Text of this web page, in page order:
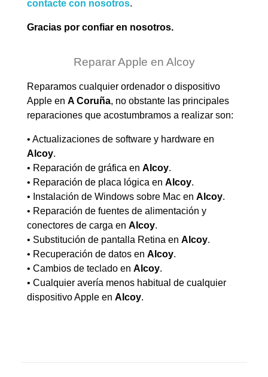
contacte con nosotros.
Gracias por confiar en nosotros.
Reparar Apple en Alcoy
Reparamos cualquier ordenador o dispositivo
Apple en A Coruña, no obstante las principales
reparaciones que acostumbramos a realizar son:
• Actualizaciones de software y hardware en
Alcoy.
• Reparación de gráfica en Alcoy.
• Reparación de placa lógica en Alcoy.
• Instalación de Windows sobre Mac en Alcoy.
• Reparación de fuentes de alimentación y
conectores de carga en Alcoy.
• Substitución de pantalla Retina en Alcoy.
• Recuperación de datos en Alcoy.
• Cambios de teclado en Alcoy.
• Cualquier avería menos habitual de cualquier
dispositivo Apple en Alcoy.